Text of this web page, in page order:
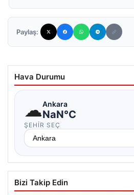
Paylaş:
Hava Durumu
☁Ankara
NaN°C
ŞEHIR SEÇ
Bizi Takip Edin